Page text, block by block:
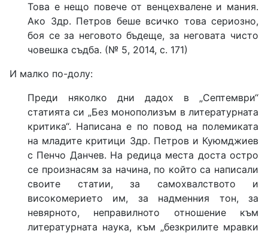
Това е нещо повече от венцехвалене и мания.
Ако Здр. Петров беше всичко това сериозно,
боя се за неговото бъдеще, за неговата чисто
човешка съдба. (№ 5, 2014, с. 171)
И малко по-долу:
Преди няколко дни дадох в „Септември“
статията си „Без монополизъм в литературната
критика“. Написана е по повод на полемиката
на младите критици Здр. Петров и Куюмджиев
с Пенчо Данчев. На редица места доста остро
се произнасям за начина, по който са написали
своите статии, за самохвалството и
високомерието им, за надменния тон, за
невярното, неправилното отношение към
литературната наука, към „безкрилите мравки